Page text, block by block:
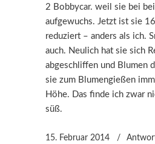
2 Bobbycar. weil sie bei
aufgewuchs. Jetzt ist sie
reduziert – anders als ich.
auch. Neulich hat sie sich
abgeschliffen und Blumen
sie zum Blumengießen
Höhe. Das finde ich zwar
süß.
15. Februar 2014